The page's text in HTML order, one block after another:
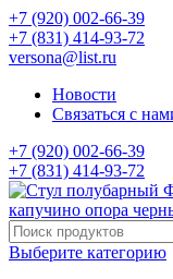
+7 (920) 002-66-39
+7 (831) 414-93-72
versona@list.ru
Новости
Связаться с
+7 (920) 002-66-39
+7 (831) 414-93-72
Выберите категорию